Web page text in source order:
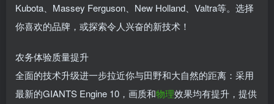
Kubota、Massey Ferguson、New Holland、Valtra等。选择
你喜欢的品牌，或探索令人兴奋的新技术！
农务体验质量提升
全面的技术升级进一步拉近你与田野和大自然的距离：采用
最新的GIANTS Engine 10，画质和物理效果均有提升，提供